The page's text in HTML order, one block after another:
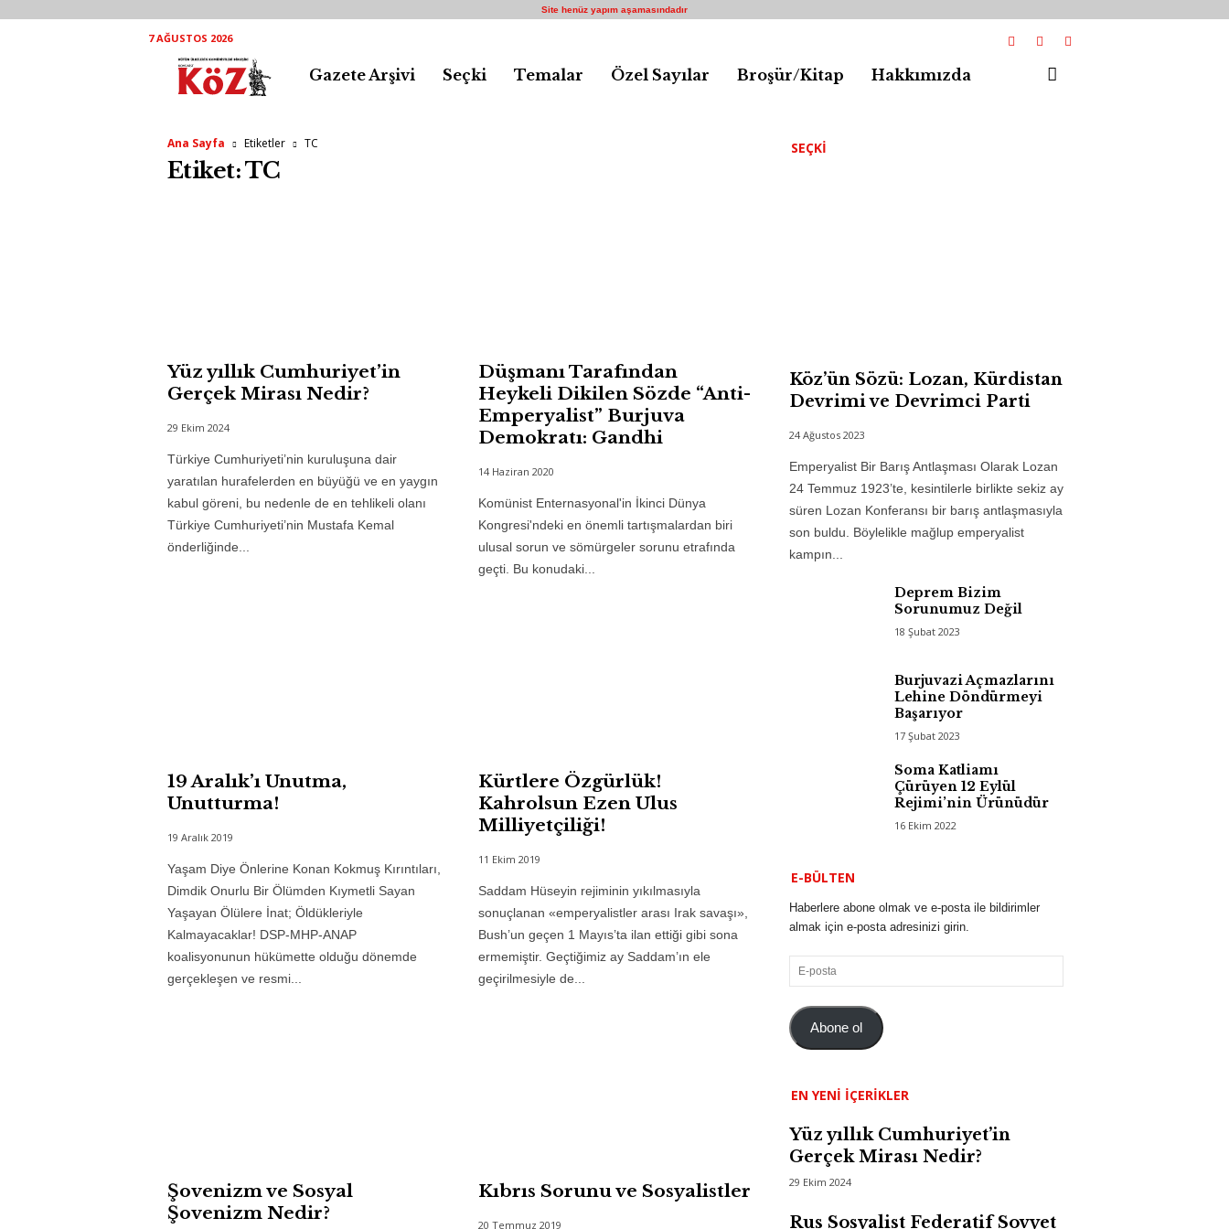
Site henüz yapım aşamasındadır
7 AĞUSTOS 2026
Gazete Arşivi Seçki Temalar Özel Sayılar Broşür/Kitap Hakkımızda
Ana Sayfa Etiketler TC
Etiket: TC
Yüz yıllık Cumhuriyet’in
Gerçek Mirası Nedir?
29 Ekim 2024
Türkiye Cumhuriyeti’nin kuruluşuna dair
yaratılan hurafelerden en büyüğü ve en yaygın
kabul göreni, bu nedenle de en tehlikeli olanı
Türkiye Cumhuriyeti’nin Mustafa Kemal
önderliğinde...
Düşmanı Tarafından
Heykeli Dikilen Sözde “Anti-
Emperyalist” Burjuva
Demokratı: Gandhi
14 Haziran 2020
Komünist Enternasyonal'in İkinci Dünya
Kongresi'ndeki en önemli tartışmalardan biri
ulusal sorun ve sömürgeler sorunu etrafında
geçti. Bu konudaki...
19 Aralık’ı Unutma,
Unutturma!
19 Aralık 2019
Yaşam Diye Önlerine Konan Kokmuş Kırıntıları,
Dimdik Onurlu Bir Ölümden Kıymetli Sayan
Yaşayan Ölülere İnat; Öldükleriyle
Kalmayacaklar! DSP-MHP-ANAP
koalisyonunun hükümette olduğu dönemde
gerçekleşen ve resmi...
Kürtlere Özgürlük!
Kahrolsun Ezen Ulus
Milliyetçiliği!
11 Ekim 2019
Saddam Hüseyin rejiminin yıkılmasıyla
sonuçlanan «emperyalistler arası Irak savaşı»,
Bush’un geçen 1 Mayıs’ta ilan ettiği gibi sona
ermemiştir. Geçtiğimiz ay Saddam’ın ele
geçirilmesiyle de...
Şovenizm ve Sosyal
Şovenizm Nedir?
Kıbrıs Sorunu ve Sosyalistler
20 Temmuz 2019
SEÇKI
Köz’ün Sözü: Lozan, Kürdistan
Devrimi ve Devrimci Parti
24 Ağustos 2023
Emperyalist Bir Barış Antlaşması Olarak Lozan
24 Temmuz 1923’te, kesintilerle birlikte sekiz ay
süren Lozan Konferansı bir barış antlaşmasıyla
son buldu. Böylelikle mağlup emperyalist
kampın...
Deprem Bizim
Sorunumuz Değil
18 Şubat 2023
Burjuvazi Açmazlarını
Lehine Döndürmeyi
Başarıyor
17 Şubat 2023
Soma Katliamı
Çürüyen 12 Eylül
Rejimi’nin Ürünüdür
16 Ekim 2022
E-BÜLTEN
Haberlere abone olmak ve e-posta ile bildirimler
almak için e-posta adresinizi girin.
E-
posta
Abone ol
EN YENI İÇERIKLER
Yüz yıllık Cumhuriyet’in
Gerçek Mirası Nedir?
29 Ekim 2024
Rus Sosyalist Federatif Sovyet